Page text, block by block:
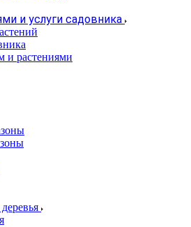
и услуги садовника
и растениями